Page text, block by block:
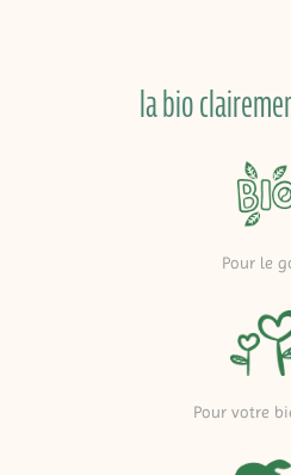
la bio
Pour le
Pour votre